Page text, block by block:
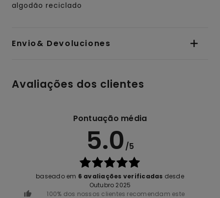
algodão reciclado
Envio& Devoluciones
Avaliações dos clientes
Pontuação média
5.0 /5
baseado em 6 avaliações verificadas desde
Outubro 2025
100% dos nossos clientes recomendam este